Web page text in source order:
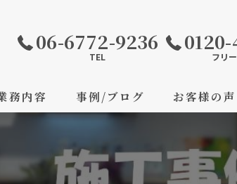
06-6772-9236
TEL フリ
務内容 事例/ブログ お客様の声